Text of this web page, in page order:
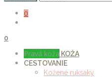
0
0
Pravá koža KOŽA
CESTOVANIE
Kožené ruksaky